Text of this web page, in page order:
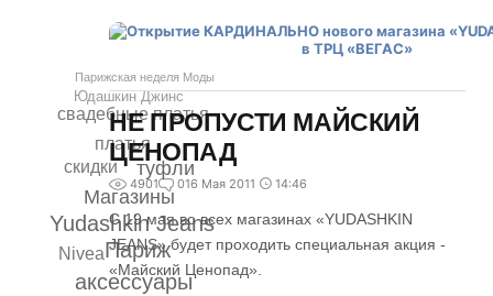
Париж
Yudashkin Jeans
аксессуары
Магазины
туфли
Nivea
платья
скидки
свадебные платья
Юдашкин Джинс
Парижская неделя Моды
НЕ ПРОПУСТИ МАЙСКИЙ
ЦЕНОПАД
4901 016 Мая 2011 14:46
С 19 мая во всех магазинах «YUDASHKIN
JEANS» будет проходить специальная акция -
«Майский Ценопад».